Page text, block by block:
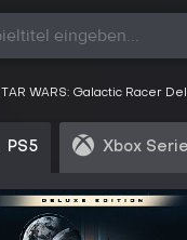
WARS: Galactic Racer
PS5 Xbox